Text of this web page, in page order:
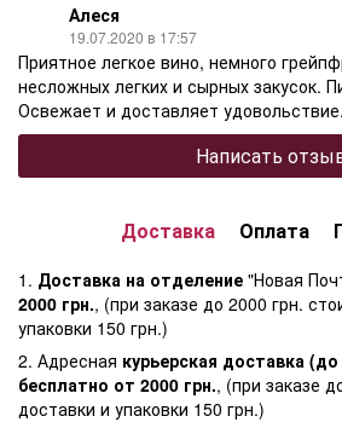
Алеся
19.07.2020 в 17:57
Приятное легкое вино, немного
несложных легких и сырных закусок.
Освежает и доставляет удовольствие.
Написать
Доставка Оплата
1. Доставка на отделение "Новая
2000 грн., (при заказе до 2000 грн.
упаковки 150 грн.)
2. Адресная курьерская доставка
бесплатно от 2000 грн., (при заказе
доставки и упаковки 150 грн.)